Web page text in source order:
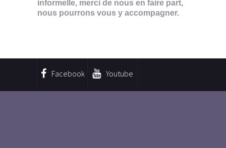
informelle, merci de nous en faire part,
nous pourrons vous y accompagner.
Facebook Youtube